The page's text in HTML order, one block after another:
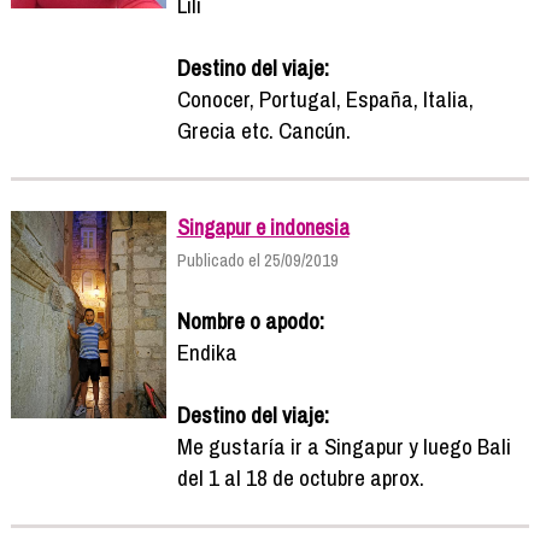
Destino del viaje:
Conocer, Portugal, España, Italia,
Grecia etc. Cancún.
Singapur e indonesia
Publicado el 25/09/2019
Nombre o apodo:
Endika
Destino del viaje:
Me gustaría ir a Singapur y luego Bali
del 1 al 18 de octubre aprox.